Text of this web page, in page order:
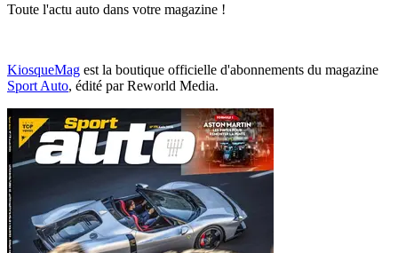
Toute l'actu auto dans votre magazine !
KiosqueMag est la boutique officielle d'abonnements du magazine
Sport Auto, édité par Reworld Media.